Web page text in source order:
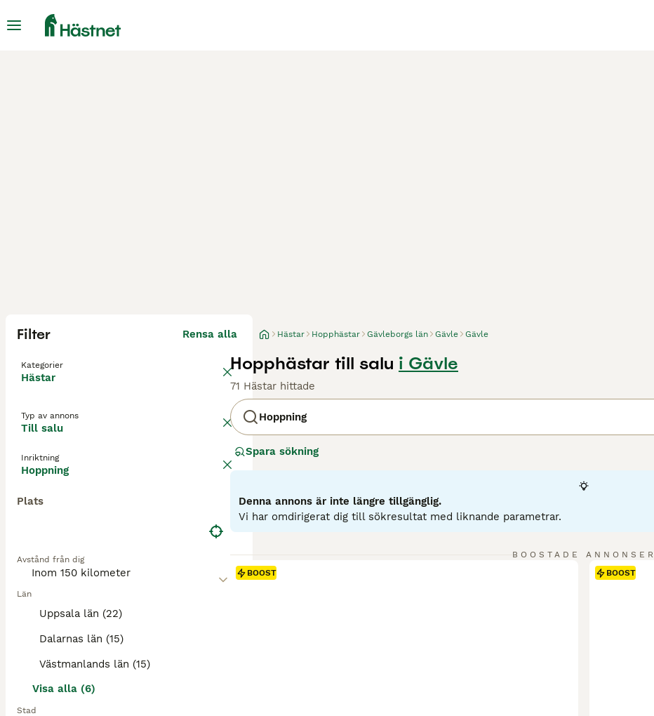
Filter Rensa alla
Kategorier
Hästar
Typ av annons
Till salu
Inriktning
Hoppning
Plats
Avstånd från dig
Län
Uppsala län (22)
Dalarnas län (15)
Västmanlands län (15)
Visa alla (6)
Stad
Hästar Hopphästar Gävleborgs län Gävle Gävle
Hopphästar till salu i Gävle
71 Hästar hittade
Hoppning
Spara sökning
Denna annons är inte längre tillgänglig.
Vi har omdirigerat dig till sökresultat med liknande parametrar.
BOOSTADE ANNONSER
BOOST
BOOST